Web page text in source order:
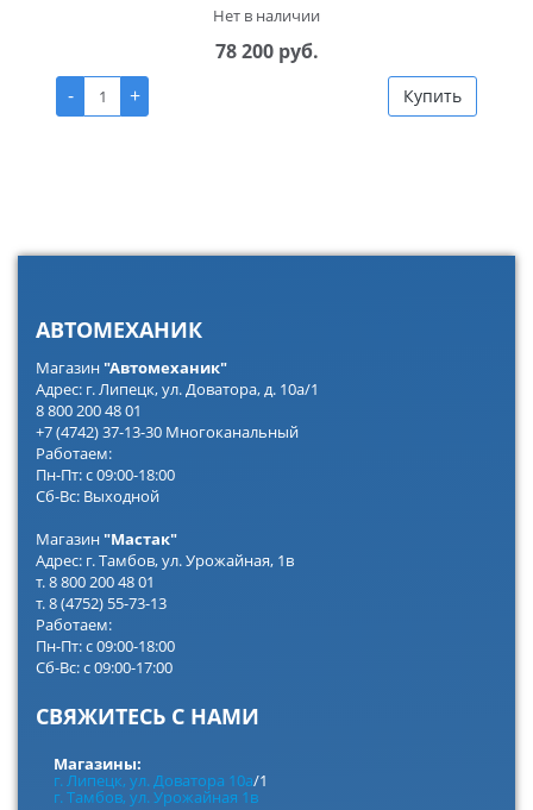
Нет в наличии
78 200 руб.
-
+ Купить
АВТОМЕХАНИК
Магазин"Автомеханик"
Адрес: г. Липецк, ул. Доватора, д. 10а/1
8 800 200 48 01
+7 (4742) 37-13-30 Многоканальный
Работаем:
Пн-Пт: с 09:00-18:00
Сб-Вс: Выходной
Магазин"Мастак"
Адрес: г. Тамбов, ул. Урожайная, 1в
т. 8 800 200 48 01
т. 8 (4752) 55-73-13
Работаем:
Пн-Пт: с 09:00-18:00
Сб-Вс: с 09:00-17:00
СВЯЖИТЕСЬ С НАМИ
Магазины:
г. Липецк, ул. Доватора 10а/1
г. Тамбов, ул. Урожайная 1в